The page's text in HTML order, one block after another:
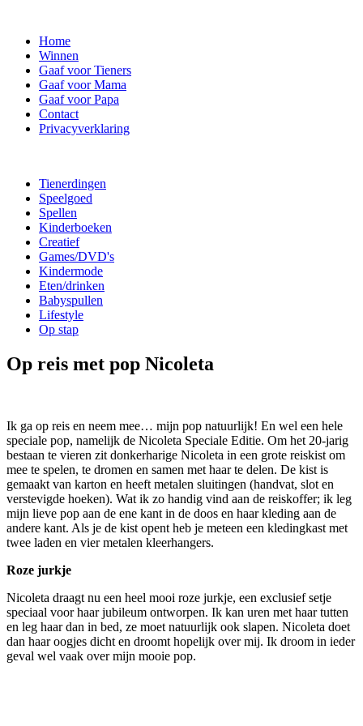
Home
Winnen
Gaaf voor Tieners
Gaaf voor Mama
Gaaf voor Papa
Contact
Privacyverklaring
Tienerdingen
Speelgoed
Spellen
Kinderboeken
Creatief
Games/DVD's
Kindermode
Eten/drinken
Babyspullen
Lifestyle
Op stap
Op reis met pop Nicoleta
Ik ga op reis en neem mee… mijn pop natuurlijk! En wel een hele
speciale pop, namelijk de Nicoleta Speciale Editie. Om het 20-jarig
bestaan te vieren zit donkerharige Nicoleta in een grote reiskist om
mee te spelen, te dromen en samen met haar te delen. De kist is
gemaakt van karton en heeft metalen sluitingen (handvat, slot en
verstevigde hoeken). Wat ik zo handig vind aan de reiskoffer; ik leg
mijn lieve pop aan de ene kant in de doos en haar kleding aan de
andere kant. Als je de kist opent heb je meteen een kledingkast met
twee laden en vier metalen kleerhangers.
Roze jurkje
Nicoleta draagt nu een heel mooi roze jurkje, een exclusief setje
speciaal voor haar jubileum ontworpen. Ik kan uren met haar tutten
en leg haar dan in bed, ze moet natuurlijk ook slapen. Nicoleta doet
dan haar oogjes dicht en droomt hopelijk over mij. Ik droom in ieder
geval wel vaak over mijn mooie pop.